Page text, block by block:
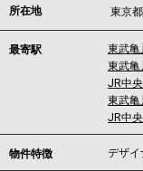
所在地 東京都
最寄駅 東武亀
東武亀
JR中
東武亀
JR中
物件特徴 デザイ